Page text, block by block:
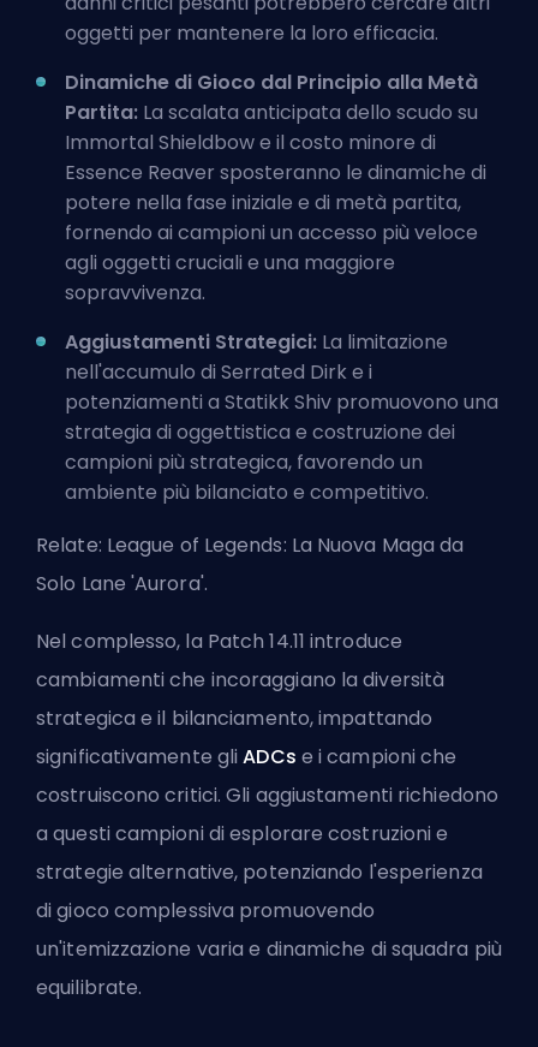
oggetti per mantenere la loro efficacia.
Dinamiche di Gioco dal Principio alla Metà
Partita: La scalata anticipata dello scudo su
Immortal Shieldbow e il costo minore di
Essence Reaver sposteranno le dinamiche di
potere nella fase iniziale e di metà partita,
fornendo ai campioni un accesso più veloce
agli oggetti cruciali e una maggiore
sopravvivenza.
Aggiustamenti Strategici: La limitazione
nell'accumulo di Serrated Dirk e i
potenziamenti a Statikk Shiv promuovono una
strategia di oggettistica e costruzione dei
campioni più strategica, favorendo un
ambiente più bilanciato e competitivo.
Relate: League of Legends: La Nuova Maga da
Solo Lane 'Aurora'.
Nel complesso, la Patch 14.11 introduce
cambiamenti che incoraggiano la diversità
strategica e il bilanciamento, impattando
significativamente gliADCs e i campioni che
costruiscono critici. Gli aggiustamenti richiedono
a questi campioni di esplorare costruzioni e
strategie alternative, potenziando l'esperienza
di gioco complessiva promuovendo
un'itemizzazione varia e dinamiche di squadra più
equilibrate.